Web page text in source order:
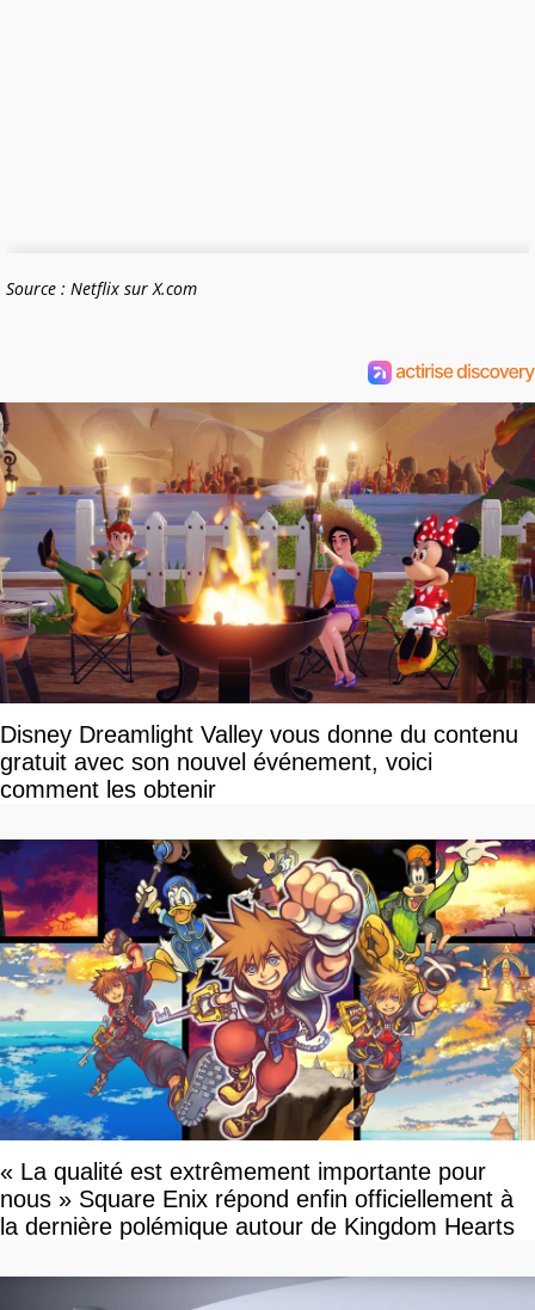
Source : Netflix sur X.com
Disney Dreamlight Valley vous donne du contenu
gratuit avec son nouvel événement, voici
comment les obtenir
« La qualité est extrêmement importante pour
nous » Square Enix répond enfin officiellement à
la dernière polémique autour de Kingdom Hearts